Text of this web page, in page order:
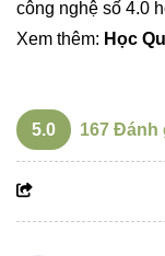
công nghệ số 4.0
Xem thêm: Học
5.0 167 Đánh